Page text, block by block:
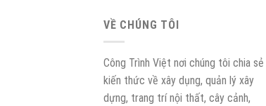
VỀ CHÚNG TÔI
Công Trình Việt nơi chúng tôi chia sẻ
kiến thức về xây dụng, quản lý xây
dựng, trang trí nội thất, cây cảnh,